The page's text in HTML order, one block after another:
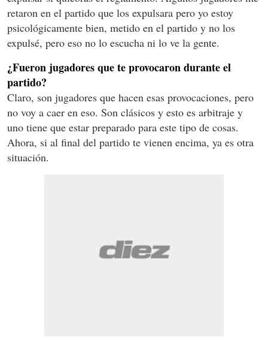
retaron en el partido que los expulsara pero yo estoy
psicológicamente bien, metido en el partido y no los
expulsé, pero eso no lo escucha ni lo ve la gente.
¿Fueron jugadores que te provocaron durante el
partido?
Claro, son jugadores que hacen esas provocaciones, pero
no voy a caer en eso. Son clásicos y esto es arbitraje y
uno tiene que estar preparado para este tipo de cosas.
Ahora, si al final del partido te vienen encima, ya es otra
situación.